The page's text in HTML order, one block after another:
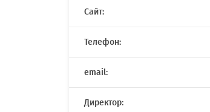
Сайт:
Телефон:
email:
Директор: